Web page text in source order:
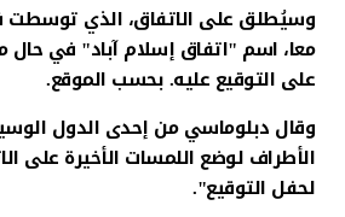
وسيُطلق على الاتفاق، الذي توسطت
معا، اسم "اتفاق إسلام آباد" في حال
على التوقيع عليه. بحسب الموقع.
وقال دبلوماسي من إحدى الدول
الأطراف لوضع اللمسات الأخيرة على
لحفل التوقيع".